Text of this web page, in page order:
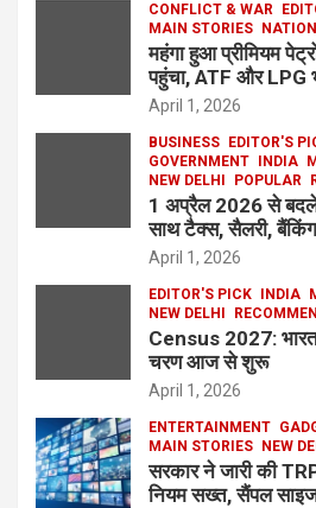
CONFLICT & WAR
MAIN STORIES
NATION
महंगा हुआ प्रीमियम
पहुंचा, ATF और LPG
April 1, 2026
BUSINESS EDITOR'S
GOVERNMENT
INDIA
NEW DELHI
POPULAR
1 अप्रैल 2026 से बदले
साथ टैक्स, सैलरी,
April 1, 2026
EDITOR'S PICK INDIA
NEW DELHI
Census 2027:
चरण आज से शुरू
April 1, 2026
ENTERTAINMENT
MAIN STORIES
NEW
सरकार ने जारी की
नियम सख्त, सैंपल साइज